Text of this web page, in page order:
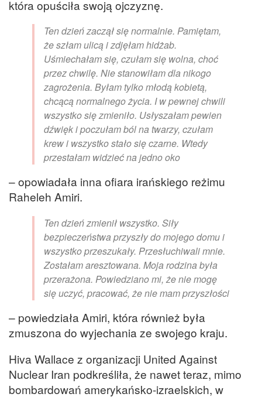
która opuściła swoją ojczyznę.
Ten dzień zaczął się normalnie. Pamiętam,
że szłam ulicą i zdjęłam hidżab.
Uśmiechałam się, czułam się wolna, choć
przez chwilę. Nie stanowiłam dla nikogo
zagrożenia. Byłam tylko młodą kobietą,
chcącą normalnego życia. I w pewnej chwili
wszystko się zmieniło. Usłyszałam pewien
dźwięk i poczułam ból na twarzy, czułam
krew i wszystko stało się czarne. Wtedy
przestałam widzieć na jedno oko
– opowiadała inna ofiara irańskiego reżimu
Raheleh Amiri.
Ten dzień zmienił wszystko. Siły
bezpieczeństwa przyszły do mojego domu i
wszystko przeszukały. Przesłuchiwali mnie.
Zostałam aresztowana. Moja rodzina była
przerażona. Powiedziano mi, że nie mogę
się uczyć, pracować, że nie mam przyszłości
– powiedziała Amiri, która również była
zmuszona do wyjechania ze swojego kraju.
Hiva Wallace z organizacji United Against
Nuclear Iran podkreśliła, że nawet teraz, mimo
bombardowań amerykańsko-izraelskich, w